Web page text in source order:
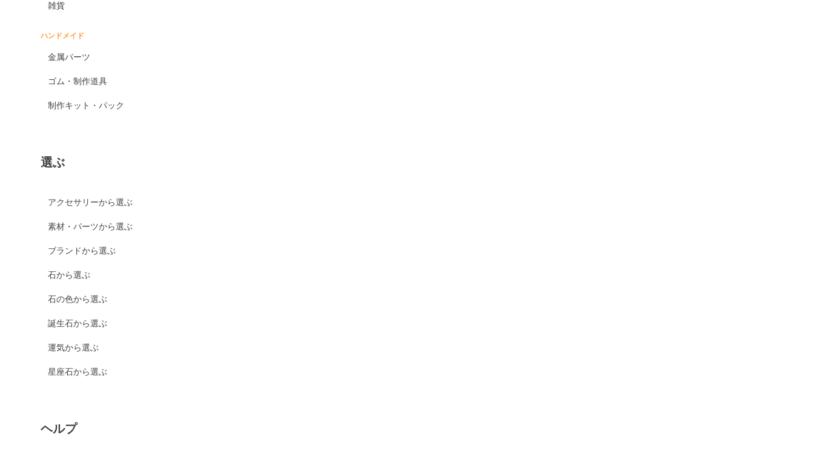
雑貨
ハンドメイド
金属パーツ
ゴム・制作道具
制作キット・パック
選ぶ
アクセサリーから選ぶ
素材・パーツから選ぶ
ブランドから選ぶ
石から選ぶ
石の色から選ぶ
誕生石から選ぶ
運気から選ぶ
星座石から選ぶ
ヘルプ